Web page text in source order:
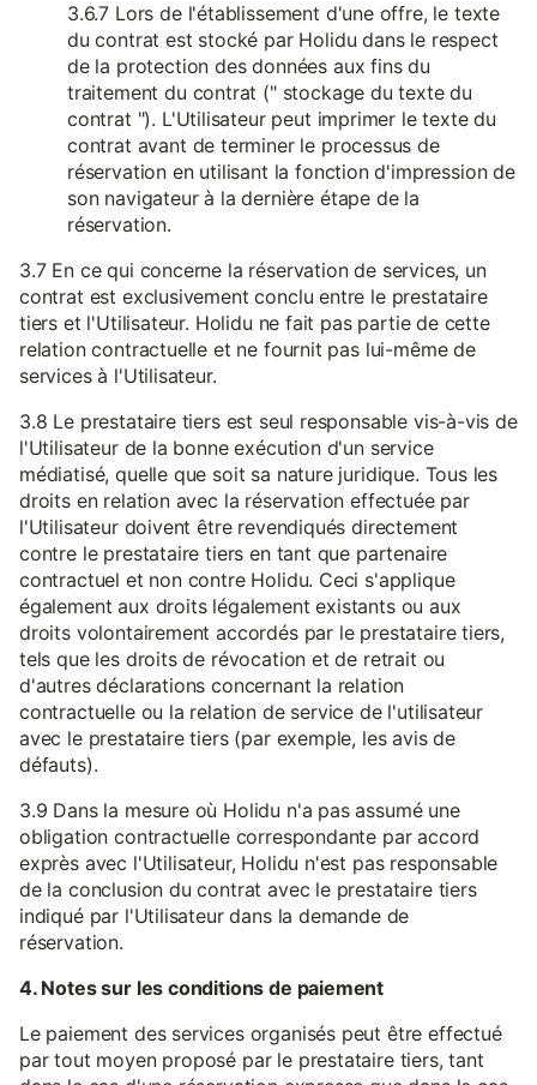
3.6.7 Lors de l'établissement d'une offre, le texte
du contrat est stocké par Holidu dans le respect
de la protection des données aux fins du
traitement du contrat (" stockage du texte du
contrat "). L'Utilisateur peut imprimer le texte du
contrat avant de terminer le processus de
réservation en utilisant la fonction d'impression de
son navigateur à la dernière étape de la
réservation.
3.7 En ce qui concerne la réservation de services, un
contrat est exclusivement conclu entre le prestataire
tiers et l'Utilisateur. Holidu ne fait pas partie de cette
relation contractuelle et ne fournit pas lui-même de
services à l'Utilisateur.
3.8 Le prestataire tiers est seul responsable vis-à-vis de
l'Utilisateur de la bonne exécution d'un service
médiatisé, quelle que soit sa nature juridique. Tous les
droits en relation avec la réservation effectuée par
l'Utilisateur doivent être revendiqués directement
contre le prestataire tiers en tant que partenaire
contractuel et non contre Holidu. Ceci s'applique
également aux droits légalement existants ou aux
droits volontairement accordés par le prestataire tiers,
tels que les droits de révocation et de retrait ou
d'autres déclarations concernant la relation
contractuelle ou la relation de service de l'utilisateur
avec le prestataire tiers (par exemple, les avis de
défauts).
3.9 Dans la mesure où Holidu n'a pas assumé une
obligation contractuelle correspondante par accord
exprès avec l'Utilisateur, Holidu n'est pas responsable
de la conclusion du contrat avec le prestataire tiers
indiqué par l'Utilisateur dans la demande de
réservation.
4. Notes sur les conditions de paiement
Le paiement des services organisés peut être effectué
par tout moyen proposé par le prestataire tiers, tant